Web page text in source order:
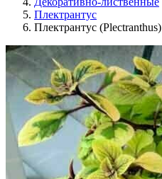
Плектрантус
Плектрантус (Plectranthus)